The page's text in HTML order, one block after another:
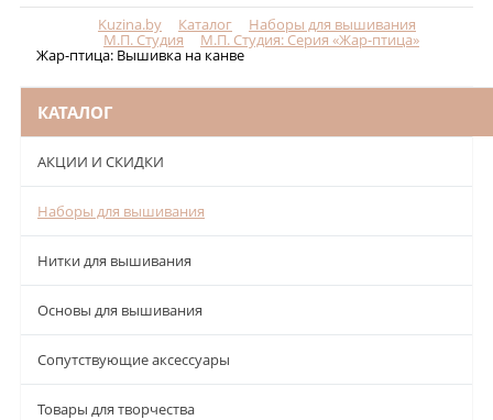
Kuzina.by Каталог Наборы для вышивания
М.П. Студия М.П. Студия: Серия «Жар-птица»
Жар-птица: Вышивка на канве
КАТАЛОГ
АКЦИИ И СКИДКИ
Наборы для вышивания
Нитки для вышивания
Основы для вышивания
Сопутствующие аксессуары
Товары для творчества